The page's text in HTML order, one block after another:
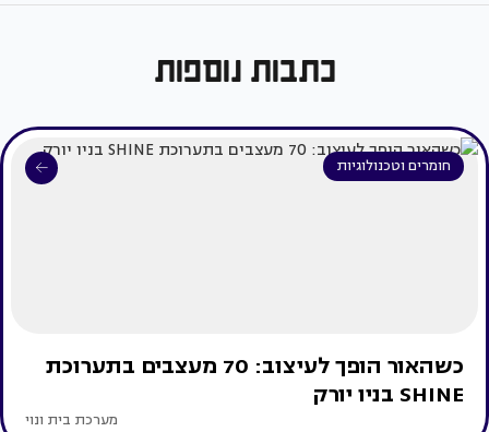
כתבות נוספות
חומרים וטכנולוגיות
כשהאור הופך לעיצוב: 70 מעצבים בתערוכת
SHINE בניו יורק
מערכת בית ונוי